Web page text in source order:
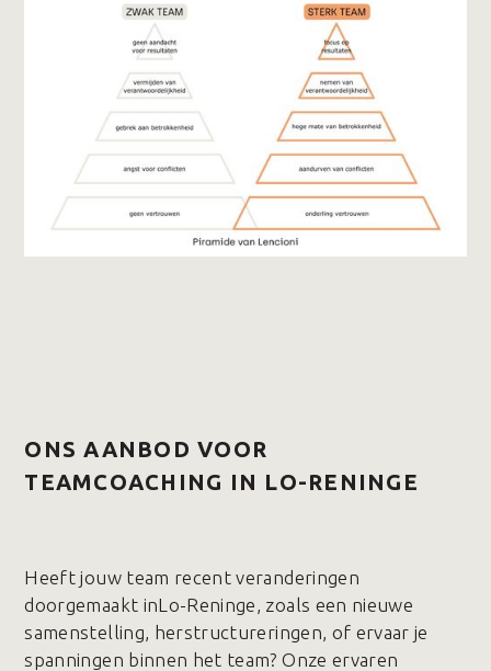
ONS AANBOD VOOR
TEAMCOACHING IN LO-RENINGE
Heeft jouw team recent veranderingen
doorgemaakt inLo-Reninge, zoals een nieuwe
samenstelling, herstructureringen, of ervaar je
spanningen binnen het team? Onze ervaren